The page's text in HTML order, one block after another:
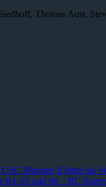
Thomas Aust,
Münster II bittet als
64, 65 und 66 – RC